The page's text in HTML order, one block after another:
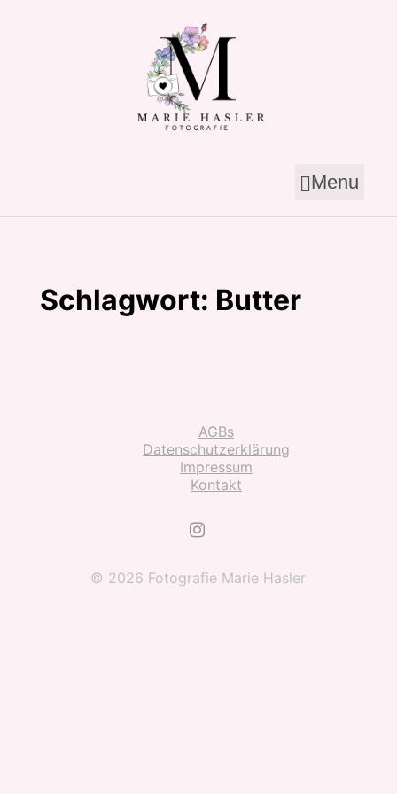
Menu
Schlagwort: Butter
AGBs
Datenschutzerklärung
Impressum
Kontakt
© 2026 Fotografie Marie Hasler